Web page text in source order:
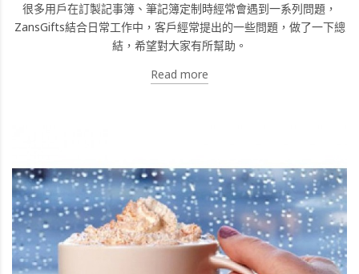
很多用戶在訂製記事簿、筆記簿定制時經常會遇到一系列問題，
ZansGifts結合日常工作中，客戶經常提出的一些問題，做了一下總
結，希望對大家有所幫助。
Read more